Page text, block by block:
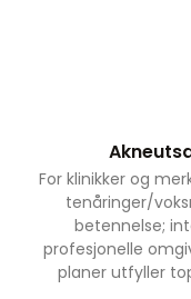
For klinikker og
tenåringer/
betennelse;
profesjonelle
planer utfyller